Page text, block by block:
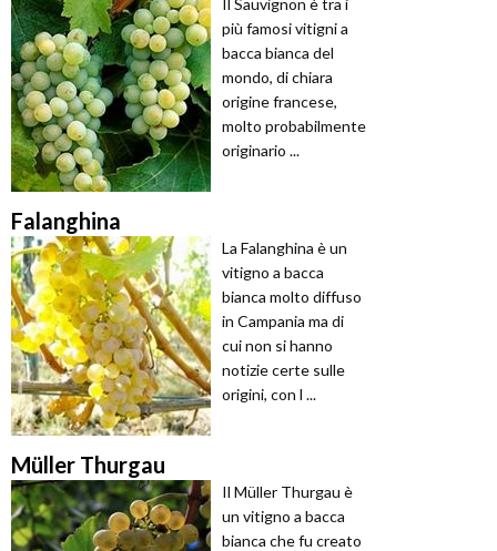
più famosi vitigni a
bacca bianca del
mondo, di chiara
origine francese,
molto probabilmente
originario ...
Falanghina
La Falanghina è un
vitigno a bacca
bianca molto diffuso
in Campania ma di
cui non si hanno
notizie certe sulle
origini, con l ...
Müller Thurgau
Il Müller Thurgau è
un vitigno a bacca
bianca che fu creato